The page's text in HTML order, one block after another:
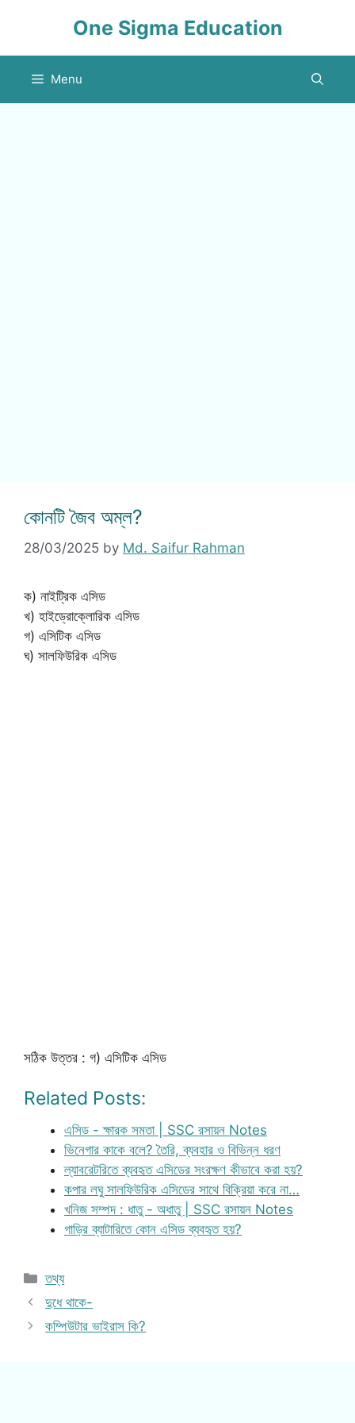
One Sigma Education
Menu
কোনটি জৈব অম্ল?
28/03/2025 by Md. Saifur Rahman
ক) নাইট্রিক এসিড
খ) হাইড্রোক্লোরিক এসিড
গ) এসিটিক এসিড
ঘ) সালফিউরিক এসিড
সঠিক উত্তর : গ) এসিটিক এসিড
Related Posts:
এসিড - ক্ষারক সমতা | SSC রসায়ন Notes
ভিনেগার কাকে বলে? তৈরি, ব্যবহার ও বিভিন্ন ধরণ
ল্যাবরেটরিতে ব্যবহৃত এসিডের সংরক্ষণ কীভাবে করা হয়?
কপার লঘু সালফিউরিক এসিডের সাথে বিক্রিয়া করে না…
খনিজ সম্পদ : ধাতু - অধাতু | SSC রসায়ন Notes
গাড়ির ব্যাটারিতে কোন এসিড ব্যবহৃত হয়?
Categories
তথ্য
দুধে থাকে-
কম্পিউটার ভাইরাস কি?